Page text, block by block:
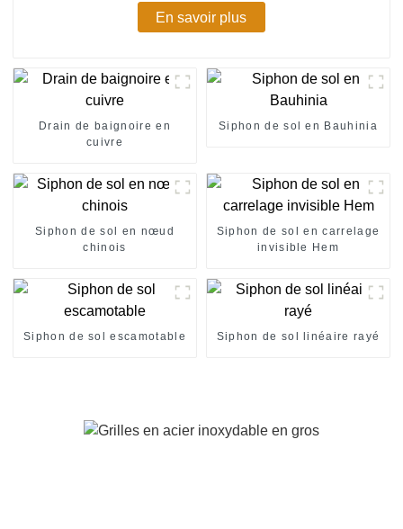
En savoir plus
Drain de baignoire en
cuivre
Siphon de sol en Bauhinia
Siphon de sol en nœud
chinois
Siphon de sol en carrelage
invisible Hem
Siphon de sol escamotable Siphon de sol linéaire rayé